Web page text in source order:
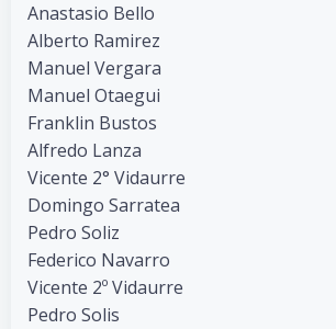
Anastasio Bello
Alberto Ramirez
Manuel Vergara
Manuel Otaegui
Franklin Bustos
Alfredo Lanza
Vicente 2° Vidaurre
Domingo Sarratea
Pedro Soliz
Federico Navarro
Vicente 2º Vidaurre
Pedro Solis